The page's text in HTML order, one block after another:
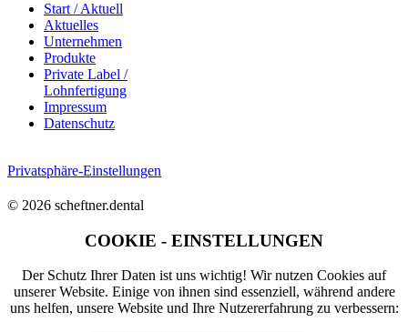
Start / Aktuell
Aktuelles
Unternehmen
Produkte
Private Label /
Lohnfertigung
Impressum
Datenschutz
Privatsphäre-Einstellungen
© 2026 scheftner.dental
COOKIE - EINSTELLUNGEN
Der Schutz Ihrer Daten ist uns wichtig! Wir nutzen Cookies auf
unserer Website. Einige von ihnen sind essenziell, während andere
uns helfen, unsere Website und Ihre Nutzererfahrung zu verbessern: